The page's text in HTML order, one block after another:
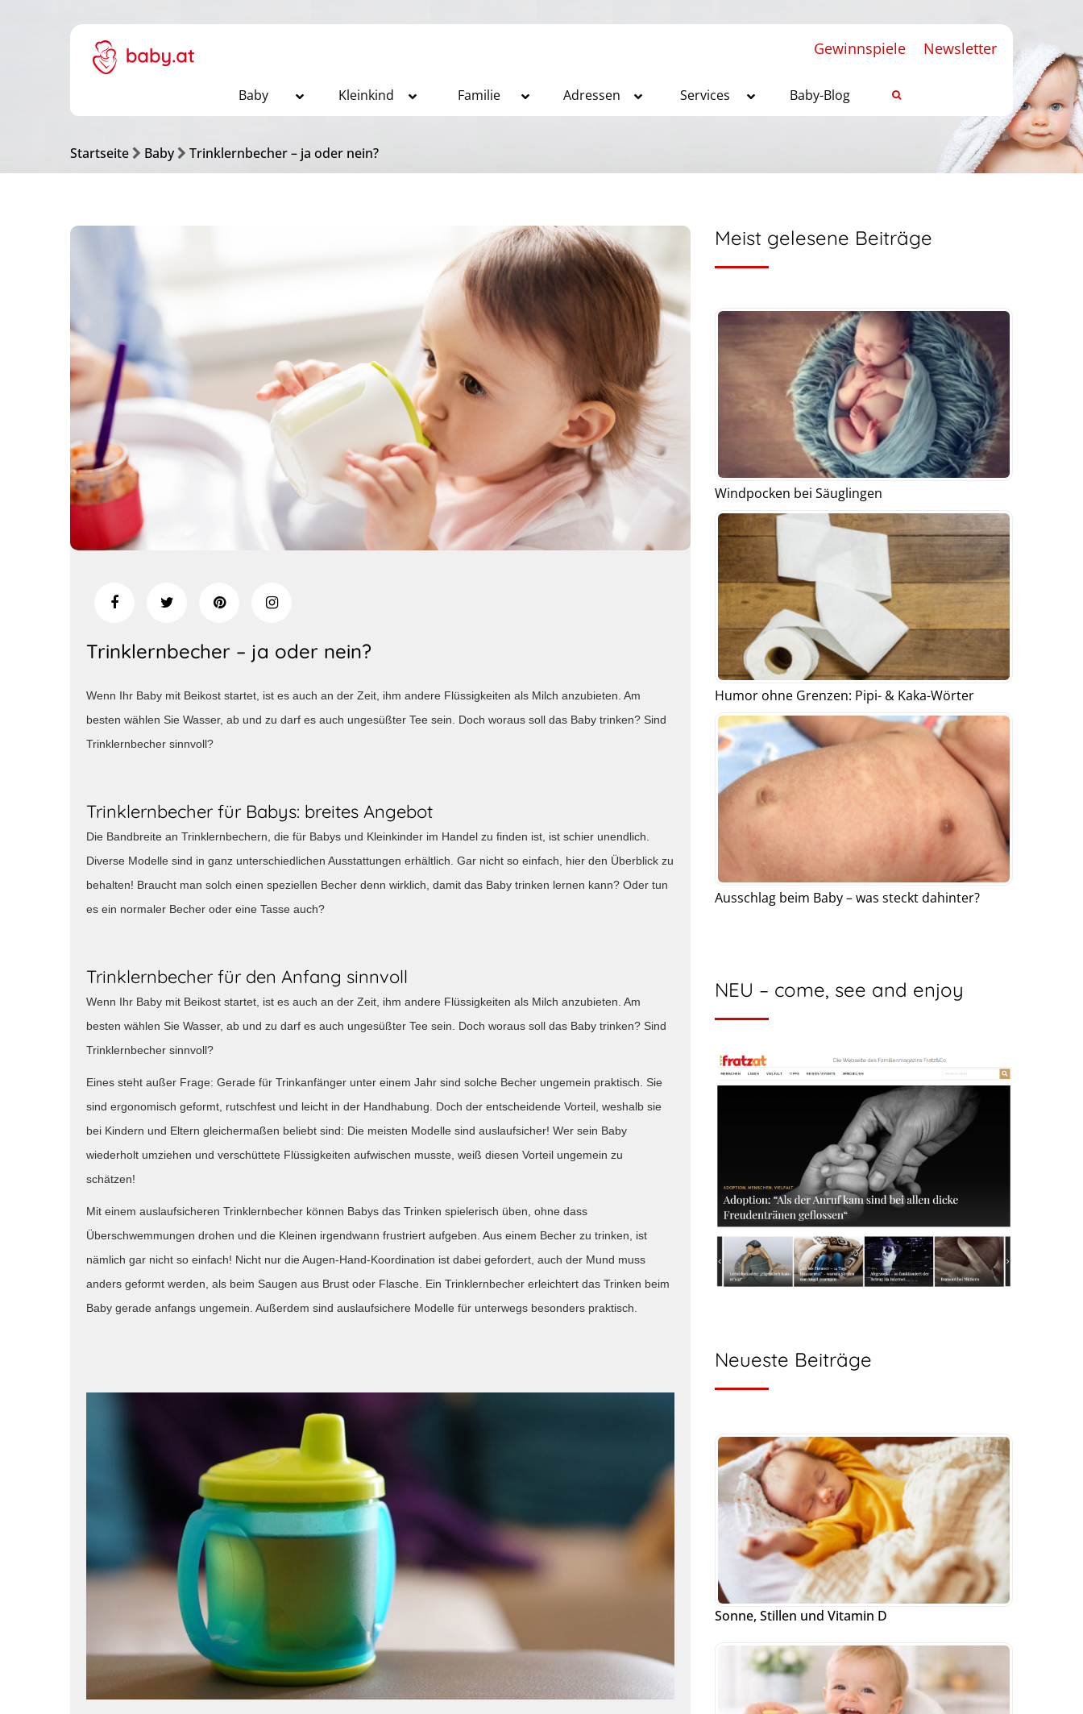
Gewinnspiele Newsletter
Baby Kleinkind Familie Adressen Services Baby-Blog
Startseite Baby Trinklernbecher – ja oder nein?
Trinklernbecher – ja oder nein?
Wenn Ihr Baby mit Beikost startet, ist es auch an der Zeit, ihm andere Flüssigkeiten als Milch anzubieten. Am
besten wählen Sie Wasser, ab und zu darf es auch ungesüßter Tee sein. Doch woraus soll das Baby trinken? Sind
Trinklernbecher sinnvoll?
Trinklernbecher für Babys: breites Angebot
Die Bandbreite an Trinklernbechern, die für Babys und Kleinkinder im Handel zu finden ist, ist schier unendlich.
Diverse Modelle sind in ganz unterschiedlichen Ausstattungen erhältlich. Gar nicht so einfach, hier den Überblick zu
behalten! Braucht man solch einen speziellen Becher denn wirklich, damit das Baby trinken lernen kann? Oder tun
es ein normaler Becher oder eine Tasse auch?
Trinklernbecher für den Anfang sinnvoll
Wenn Ihr Baby mit Beikost startet, ist es auch an der Zeit, ihm andere Flüssigkeiten als Milch anzubieten. Am
besten wählen Sie Wasser, ab und zu darf es auch ungesüßter Tee sein. Doch woraus soll das Baby trinken? Sind
Trinklernbecher sinnvoll?
Eines steht außer Frage: Gerade für Trinkanfänger unter einem Jahr sind solche Becher ungemein praktisch. Sie
sind ergonomisch geformt, rutschfest und leicht in der Handhabung. Doch der entscheidende Vorteil, weshalb sie
bei Kindern und Eltern gleichermaßen beliebt sind: Die meisten Modelle sind auslaufsicher! Wer sein Baby
wiederholt umziehen und verschüttete Flüssigkeiten aufwischen musste, weiß diesen Vorteil ungemein zu
schätzen!
Mit einem auslaufsicheren Trinklernbecher können Babys das Trinken spielerisch üben, ohne dass
Überschwemmungen drohen und die Kleinen irgendwann frustriert aufgeben. Aus einem Becher zu trinken, ist
nämlich gar nicht so einfach! Nicht nur die Augen-Hand-Koordination ist dabei gefordert, auch der Mund muss
anders geformt werden, als beim Saugen aus Brust oder Flasche. Ein Trinklernbecher erleichtert das Trinken beim
Baby gerade anfangs ungemein. Außerdem sind auslaufsichere Modelle für unterwegs besonders praktisch.
Meist gelesene Beiträge
Windpocken bei Säuglingen
Humor ohne Grenzen: Pipi- & Kaka-Wörter
Ausschlag beim Baby – was steckt dahinter?
NEU – come, see and enjoy
Neueste Beiträge
Sonne, Stillen und Vitamin D